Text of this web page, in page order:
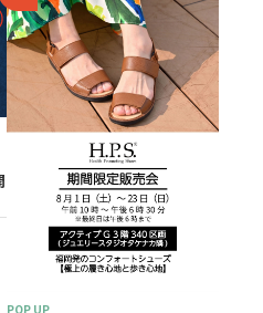
POP UP